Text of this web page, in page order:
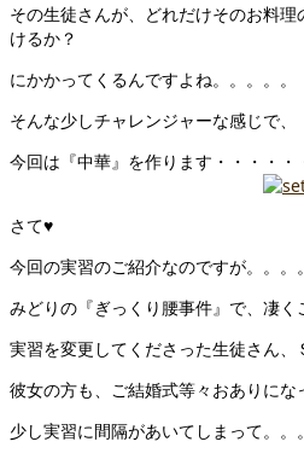
その生徒さんが、どれだけそのお料
けるか？
にかかってくるんですよね。。。。。
そんな少しチャレンジャーな感じで、
今回は『中華』を作ります・・・・・
さて♥
今回の実習のご紹介なのですが。。。
みどりの『ぎっくり腰事件』で、凄く
実習を変更してくださった生徒さん、
彼女の方も、ご結婚式等々おありにな
少し実習に間隔があいてしまって。。